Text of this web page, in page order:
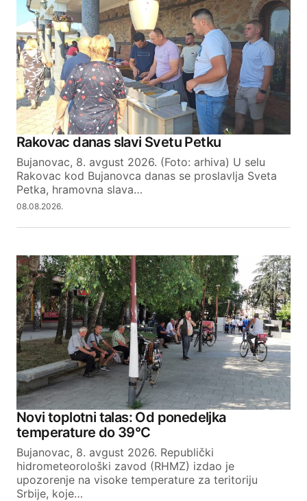
Rakovac danas slavi Svetu Petku
Bujanovac, 8. avgust 2026. (Foto: arhiva) U selu
Rakovac kod Bujanovca danas se proslavlja Sveta
Petka, hramovna slava…
08.08.2026.
Novi toplotni talas: Od ponedeljka
temperature do 39°C
Bujanovac, 8. avgust 2026. Republički
hidrometeorološki zavod (RHMZ) izdao je
upozorenje na visoke temperature za teritoriju
Srbije, koje…